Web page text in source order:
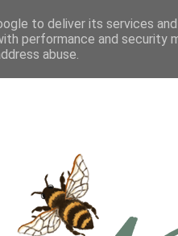
to deliver its services
performance and
abuse.